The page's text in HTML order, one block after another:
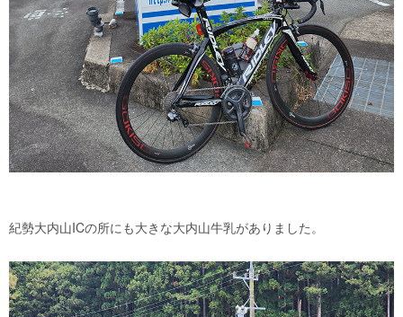
紀勢大内山ICの所にも大きな大内山牛乳がありました。